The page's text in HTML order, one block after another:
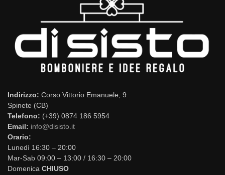
Indirizzo: Corso Vittorio Emanuele, 9
Spinete (CB)
Telefono: (+39) 0874 186 5954
Email: info@disisto.it
Orario:
Lunedì 16:30 – 20:00
Mar-Sab 09:00 – 13:00 / 16:30 – 20:00
Domenica CHIUSO